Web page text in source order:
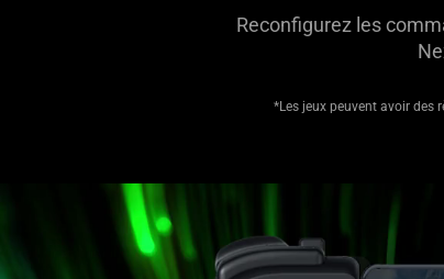
Reconfigurez les
*Les jeux peuvent avoir des